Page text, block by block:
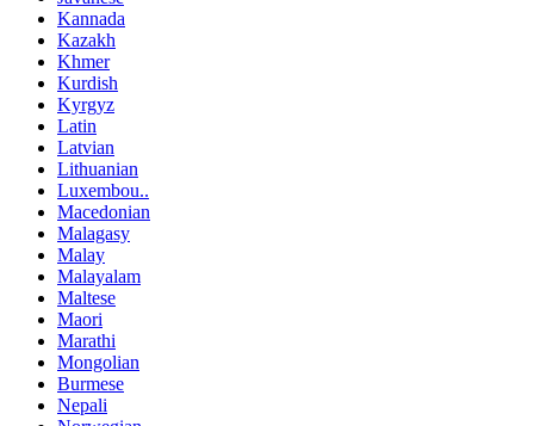
Kannada
Kazakh
Khmer
Kurdish
Kyrgyz
Latin
Latvian
Lithuanian
Luxembou..
Macedonian
Malagasy
Malay
Malayalam
Maltese
Maori
Marathi
Mongolian
Burmese
Nepali